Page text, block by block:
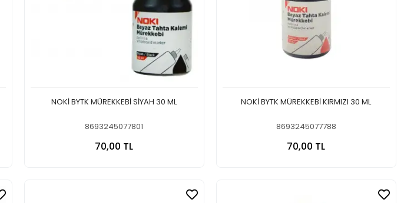
NOKİ BYTK MÜREKKEBİ SİYAH 30 ML
8693245077801
70,00 TL
NOKİ BYTK MÜREKKEBİ KIRMIZI 30 ML
8693245077788
70,00 TL